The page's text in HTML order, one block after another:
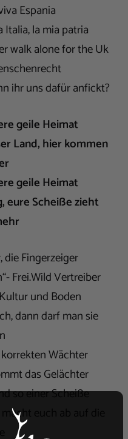
Espania
Italia, la mia patria
walk alone for the Uk
ihr uns dafür anfickt?
geile Heimat
Land, hier kommen
geile Heimat
eure Scheiße zieht
die Fingerzeiger
Frei.Wild Vertreiber
und Boden
dann darf man sie
Wächter
das Gelächter
so einer Scheiße
euch ab auf die